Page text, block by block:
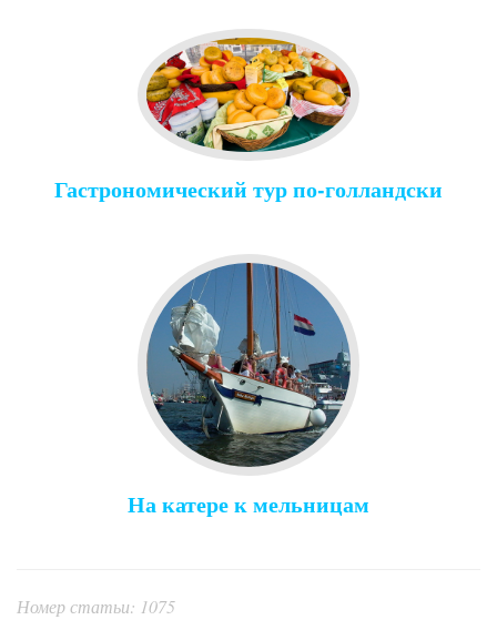
Гастрономический тур по-голландски
На катере к мельницам
Номер статьи: 1075